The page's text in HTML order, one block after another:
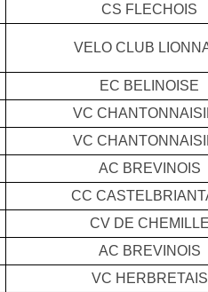
CS FLECHOIS
VELO CLUB
EC BELINOISE
VC
VC
AC BREVINOIS
CC
CV DE
AC BREVINOIS
VC HERBRETAIS